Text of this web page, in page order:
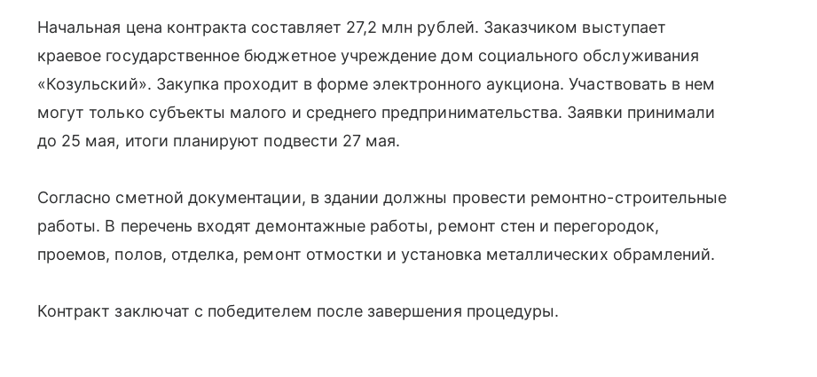
Начальная цена контракта составляет 27,2 млн рублей. Заказчиком выступает
краевое государственное бюджетное учреждение дом социального обслуживания
«Козульский». Закупка проходит в форме электронного аукциона. Участвовать в нем
могут только субъекты малого и среднего предпринимательства. Заявки принимали
до 25 мая, итоги планируют подвести 27 мая.
Согласно сметной документации, в здании должны провести ремонтно-строительные
работы. В перечень входят демонтажные работы, ремонт стен и перегородок,
проемов, полов, отделка, ремонт отмостки и установка металлических обрамлений.
Контракт заключат с победителем после завершения процедуры.